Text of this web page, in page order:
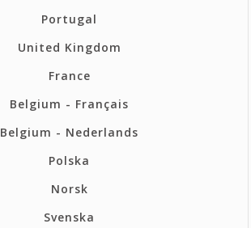
Portugal
United Kingdom
France
Belgium - Français
Belgium - Nederlands
Polska
Norsk
Svenska